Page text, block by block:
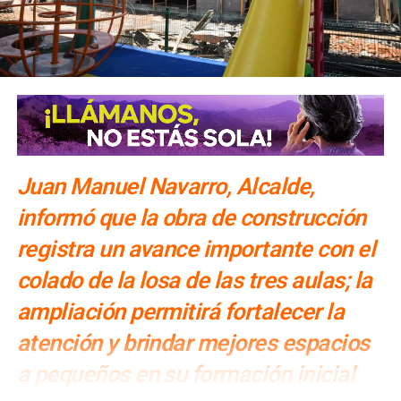
NO TE PIERDAS
Recolectarán víveres para apoyar a damnificados
por lluvias en Salinas
Juan Manuel Navarro, Alcalde,
informó que la obra de construcción
registra un avance importante con el
colado de la losa de las tres aulas; la
ampliación permitirá fortalecer la
atención y brindar mejores espacios
a pequeños en su formación inicial